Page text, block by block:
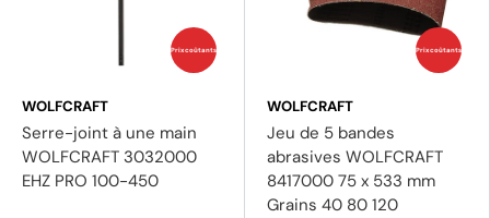
(1 avis)
Prix coûtants
WOLFCRAFT
Serre-joint à une main
WOLFCRAFT 3032000
EHZ PRO 100-450
Prix coûtants
WOLFCRAFT
Jeu de 5 bandes
abrasives WOLFCRAFT
8417000 75 x 533 mm
Grains 40 80 120